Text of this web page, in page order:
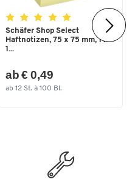
Schäfer Shop Select
Haftnotizen, 75 x 75 mm, 1 x
1...
ab € 0,49
ab 12 St. à 100 Bl.